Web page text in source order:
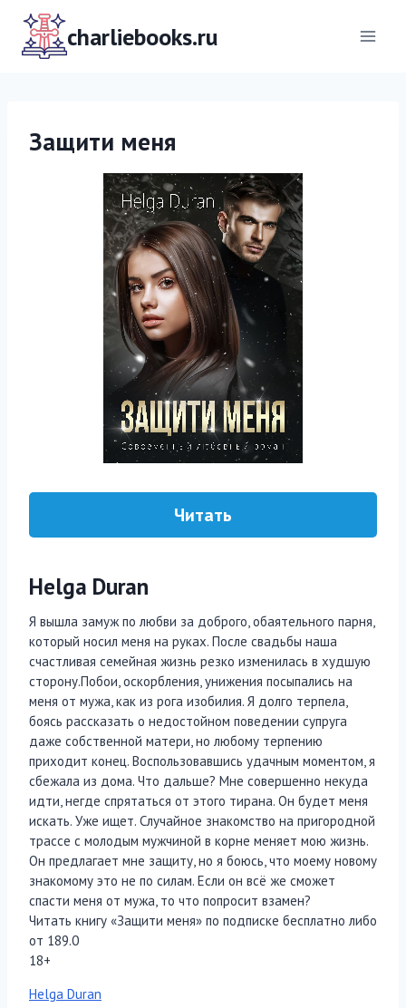
Перейти
содержимомуcharliebooks.ru
Защити меня
Читать
Helga Duran
Я вышла замуж по любви за доброго, обаятельного парня,
который носил меня на руках. После свадьбы наша
счастливая семейная жизнь резко изменилась в худшую
сторону.Побои, оскорбления, унижения посыпались на
меня от мужа, как из рога изобилия. Я долго терпела,
боясь рассказать о недостойном поведении супруга
даже собственной матери, но любому терпению
приходит конец. Воспользовавшись удачным моментом, я
сбежала из дома. Что дальше? Мне совершенно некуда
идти, негде спрятаться от этого тирана. Он будет меня
искать. Уже ищет. Случайное знакомство на пригородной
трассе с молодым мужчиной в корне меняет мою жизнь.
Он предлагает мне защиту, но я боюсь, что моему новому
знакомому это не по силам. Если он всё же сможет
спасти меня от мужа, то что попросит взамен?
Читать книгу «Защити меня» по подписке бесплатно либо
от 189.0
18+
Метки
Helga Duran